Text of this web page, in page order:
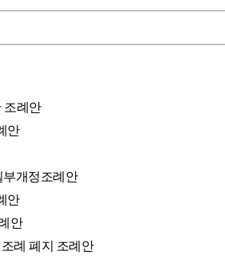
조례안
안
부개정조례안
안
안
례 폐지 조례안